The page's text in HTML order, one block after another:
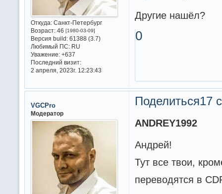
Откуда:Санкт-Петербург
Возраст:46 [1980-03-09]
Версия build:61388 (3.7)
Любимый ПС:RU
Уважение: +637
Последний визит:
2 апреля, 2023г. 12:23:43
Другие нашёл?
0
Поделиться17
VGCPro
Модератор
ANDREY1992
Андрей!
Тут все твои,
переводятся в